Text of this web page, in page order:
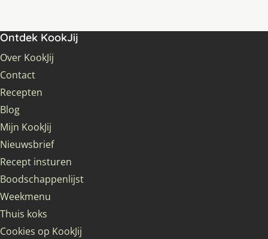
Ontdek KookJij
Over KookJij
Contact
Recepten
Blog
Mijn KookJij
Nieuwsbrief
Recept insturen
Boodschappenlijst
Weekmenu
Thuis koks
Cookies op KookJij